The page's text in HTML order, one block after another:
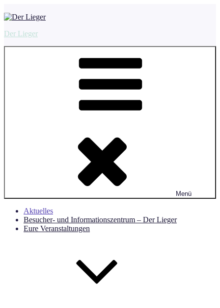
Inhalt
Der Lieger
Menü
Aktuelles
Besucher- und Informationszentrum – Der Lieger
Eure Veranstaltungen